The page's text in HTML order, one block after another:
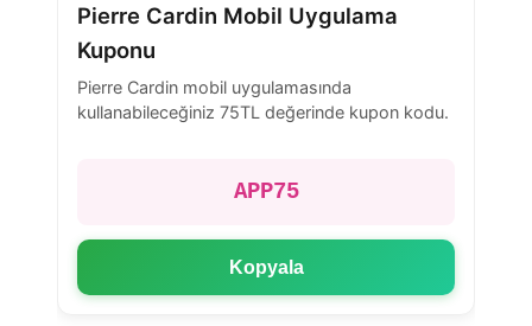
Pierre Cardin Mobil Uygulama
Kuponu
Pierre Cardin mobil uygulamasında
kullanabileceğiniz 75TL değerinde kupon kodu.
APP75
Kopyala